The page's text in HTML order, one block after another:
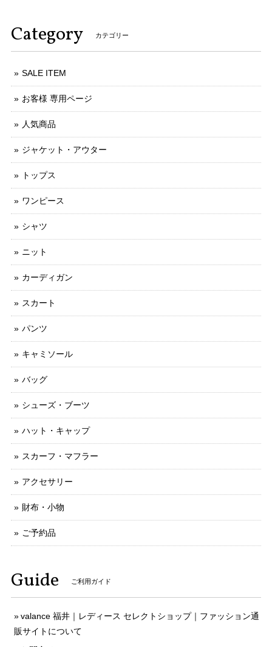
Category カテゴリー
SALE ITEM
お客様 専用ページ
人気商品
ジャケット・アウター
トップス
ワンピース
シャツ
ニット
カーディガン
スカート
パンツ
キャミソール
バッグ
シューズ・ブーツ
ハット・キャップ
スカーフ・マフラー
アクセサリー
財布・小物
ご予約品
Guide ご利用ガイド
valance 福井｜レディース セレクトショップ｜ファッション通
販サイトについて